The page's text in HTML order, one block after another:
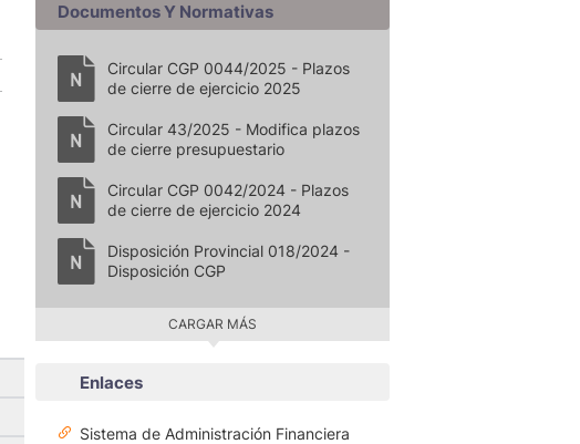
Documentos Y Normativas
Circular CGP 0044/2025 - Plazos
de cierre de ejercicio 2025
Circular 43/2025 - Modifica plazos
de cierre presupuestario
Circular CGP 0042/2024 - Plazos
de cierre de ejercicio 2024
Disposición Provincial 018/2024 -
Disposición CGP
CARGAR MÁS
Enlaces
Sistema de Administración Financiera